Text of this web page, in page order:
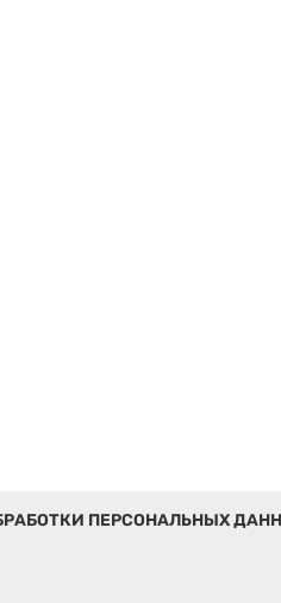
ПЕРСОНАЛЬНЫХ